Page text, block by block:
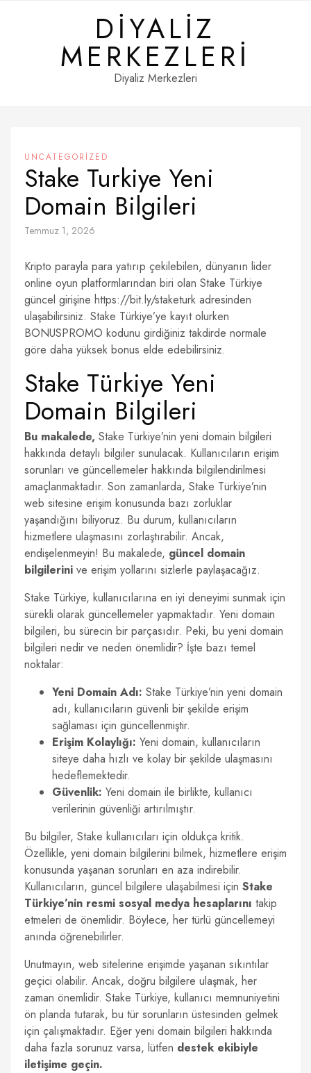
DIYALIZ
MERKEZLERI
Diyaliz Merkezleri
UNCATEGORIZED
Stake Turkiye Yeni
Domain Bilgileri
Temmuz 1, 2026
Kripto parayla para yatırıp çekilebilen, dünyanın lider
online oyun platformlarından biri olan Stake Türkiye
güncel girişine https://bit.ly/staketurk adresinden
ulaşabilirsiniz. Stake Türkiye’ye kayıt olurken
BONUSPROMO kodunu girdiğiniz takdirde normale
göre daha yüksek bonus elde edebilirsiniz.
Stake Türkiye Yeni
Domain Bilgileri
Bu makalede, Stake Türkiye’nin yeni domain bilgileri
hakkında detaylı bilgiler sunulacak. Kullanıcıların erişim
sorunları ve güncellemeler hakkında bilgilendirilmesi
amaçlanmaktadır. Son zamanlarda, Stake Türkiye’nin
web sitesine erişim konusunda bazı zorluklar
yaşandığını biliyoruz. Bu durum, kullanıcıların
hizmetlere ulaşmasını zorlaştırabilir. Ancak,
endişelenmeyin! Bu makalede, güncel domain
bilgilerini ve erişim yollarını sizlerle paylaşacağız.
Stake Türkiye, kullanıcılarına en iyi deneyimi sunmak için
sürekli olarak güncellemeler yapmaktadır. Yeni domain
bilgileri, bu sürecin bir parçasıdır. Peki, bu yeni domain
bilgileri nedir ve neden önemlidir? İşte bazı temel
noktalar:
Yeni Domain Adı: Stake Türkiye’nin yeni domain
adı, kullanıcıların güvenli bir şekilde erişim
sağlaması için güncellenmiştir.
Erişim Kolaylığı: Yeni domain, kullanıcıların
siteye daha hızlı ve kolay bir şekilde ulaşmasını
hedeflemektedir.
Güvenlik: Yeni domain ile birlikte, kullanıcı
verilerinin güvenliği artırılmıştır.
Bu bilgiler, Stake kullanıcıları için oldukça kritik.
Özellikle, yeni domain bilgilerini bilmek, hizmetlere erişim
konusunda yaşanan sorunları en aza indirebilir.
Kullanıcıların, güncel bilgilere ulaşabilmesi için Stake
Türkiye’nin resmi sosyal medya hesaplarını takip
etmeleri de önemlidir. Böylece, her türlü güncellemeyi
anında öğrenebilirler.
Unutmayın, web sitelerine erişimde yaşanan sıkıntılar
geçici olabilir. Ancak, doğru bilgilere ulaşmak, her
zaman önemlidir. Stake Türkiye, kullanıcı memnuniyetini
ön planda tutarak, bu tür sorunların üstesinden gelmek
için çalışmaktadır. Eğer yeni domain bilgileri hakkında
daha fazla sorunuz varsa, lütfen destek ekibiyle
iletişime geçin.